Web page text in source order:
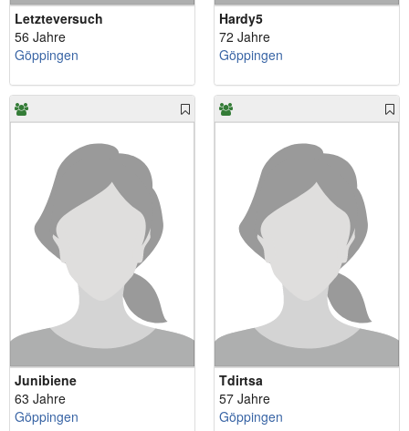
Letzteversuch
56 Jahre
Göppingen
Hardy5
72 Jahre
Göppingen
Junibiene
63 Jahre
Göppingen
Tdirtsa
57 Jahre
Göppingen